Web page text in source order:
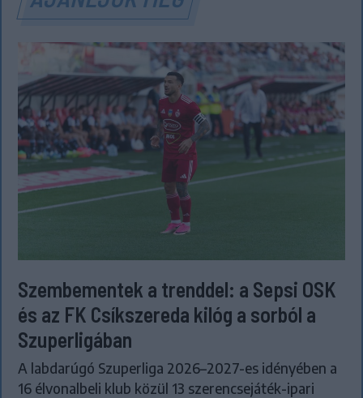
Szembementek a trenddel: a Sepsi OSK
és az FK Csíkszereda kilóg a sorból a
Szuperligában
A labdarúgó Szuperliga 2026–2027-es idényében a
16 élvonalbeli klub közül 13 szerencsejáték-ipari